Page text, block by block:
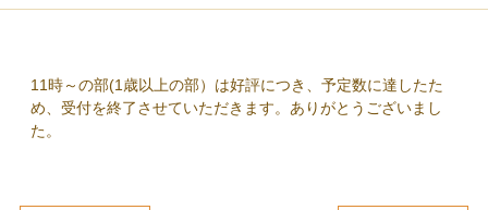
11時～の部(1歳以上の部）は好評につき、予定数に達したた
め、受付を終了させていただきます。ありがとうございまし
た。